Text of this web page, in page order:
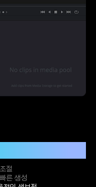
른 생성
절